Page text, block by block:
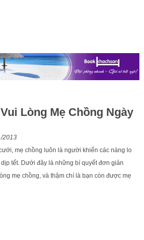
Lòng Mẹ Chồng Ngày
2013
mẹ chồng luôn là người khiến các nàng lo
dịp tết. Dưới đây là những bí quyết đơn giản
mẹ chồng, và thậm chí là bạn còn được mẹ